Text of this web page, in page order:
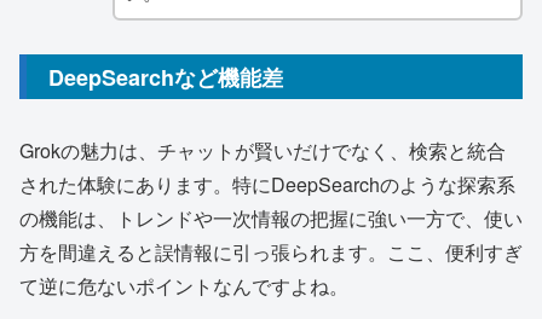
DeepSearchなど機能差
Grokの魅力は、チャットが賢いだけでなく、検索と統合
された体験にあります。特にDeepSearchのような探索系
の機能は、トレンドや一次情報の把握に強い一方で、使い
方を間違えると誤情報に引っ張られます。ここ、便利すぎ
て逆に危ないポイントなんですよね。